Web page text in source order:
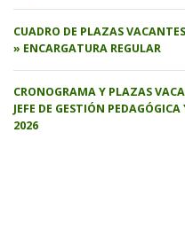
CUADRO DE PLAZAS
» ENCARGATURA REGULAR
CRONOGRAMA Y PLAZAS
JEFE DE GESTIÓN
2026